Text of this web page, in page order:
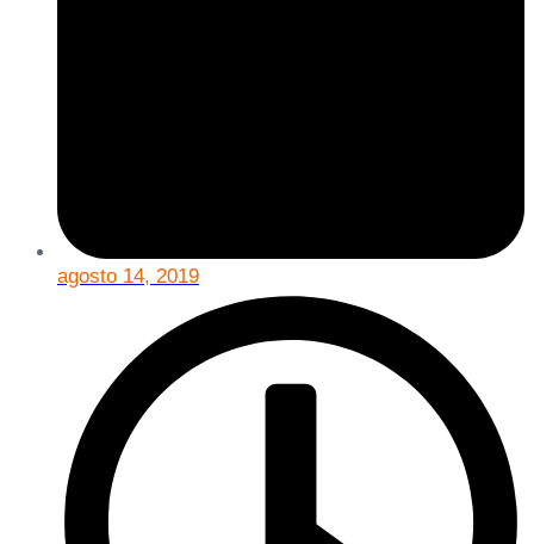
agosto 14, 2019